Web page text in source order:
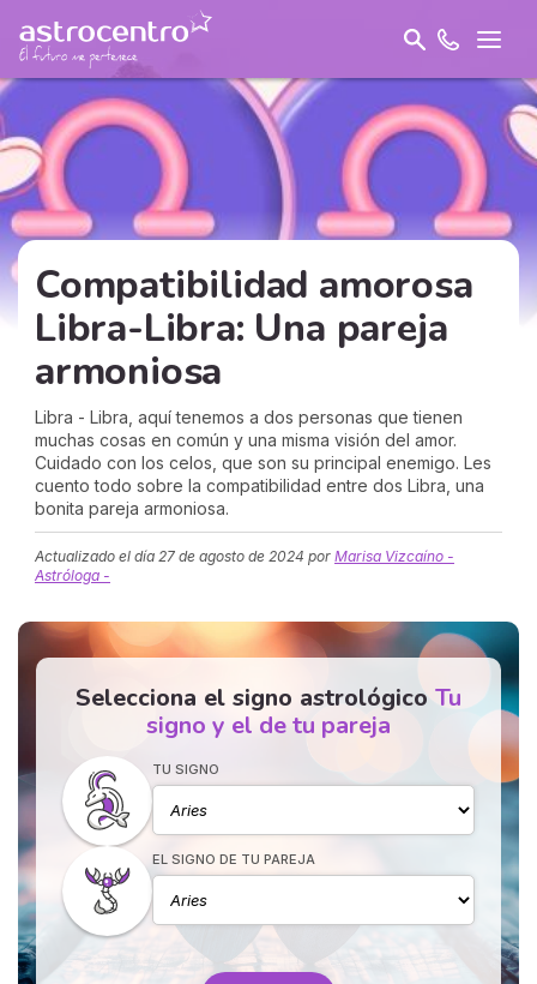
Compatibilidad amorosa
Libra-Libra: Una pareja
armoniosa
Libra - Libra, aquí tenemos a dos personas que tienen
muchas cosas en común y una misma visión del amor.
Cuidado con los celos, que son su principal enemigo. Les
cuento todo sobre la compatibilidad entre dos Libra, una
bonita pareja armoniosa.
Actualizado el día 27 de agosto de 2024 por Marisa Vizcaíno -
Astróloga -
Selecciona el signo astrológico Tu
signo y el de tu pareja
TU SIGNO
EL SIGNO DE TU PAREJA